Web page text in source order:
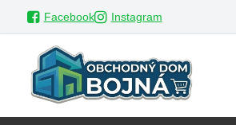
Facebook Instagram